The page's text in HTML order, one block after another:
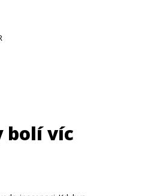
bolí víc